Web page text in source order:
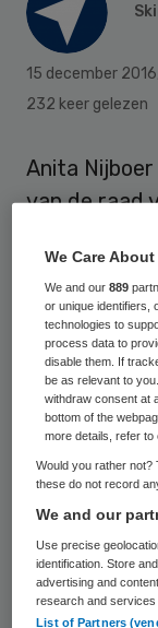
15 december 2016
232 keer gelezen
Anita
van de raad
zal deel
Dit meldt
stopt
elders. De
Nijboer
Geerlings
Louis
Fusie
We Care
We and our889
or unique identifiers,
technologies to
process data to
disable them. If
be as relevant to
withdraw consent at
bottom of the
more details, refer to
Would you rather not?
these do not record
We and our
Use precise
identification. Store
advertising and
research and services
List of Partners